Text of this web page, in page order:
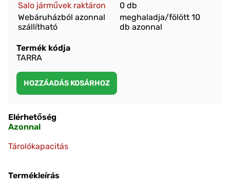
Salo járművek raktáron
0 db
Webáruházból azonnal
szállítható
meghaladja/fölött 10
db azonnal
Termék kódja
TARRA
Elérhetőség
Azonnal
Tárolókapacitás
Termékleírás